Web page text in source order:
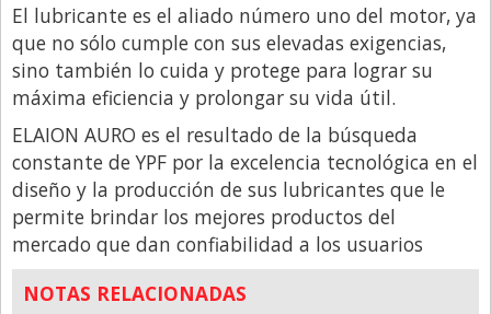
Real Estate y Propiedades
Responsabilidad Social
Salidas
Santa Fe
Show Business
Sociedad
Tecnología
Tendencias
El lubricante es el aliado número uno del motor, ya
que no sólo cumple con sus elevadas exigencias,
sino también lo cuida y protege para lograr su
máxima eficiencia y prolongar su vida útil.
ELAION AURO es el resultado de la búsqueda
constante de YPF por la excelencia tecnológica en el
diseño y la producción de sus lubricantes que le
permite brindar los mejores productos del
mercado que dan confiabilidad a los usuarios
NOTAS RELACIONADAS